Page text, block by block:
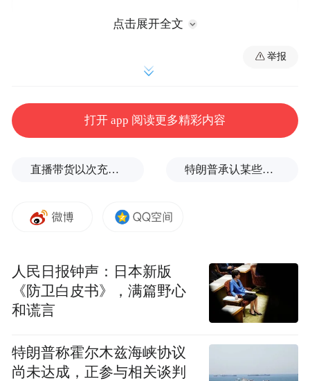
版）》紧密围绕生成式人工智能在中小学教
育中的应用场景，明确各学段使用规范，确
保技术安全、合理、有效地辅助教学、促进
时严守数据安全、伦理道德底线。
频)为凤凰网旗下自媒体平台“大风号”用户上传并发
布，本平台仅提供信息存储空间服务。
Notice: The content above (including the videos,
pictures and audios if any) is uploaded and posted
platform and merely provides information storage
space services.”
点击展开全文
举报
打开 app 阅读更多精彩内容
直播带货以次充好、拒不发货，算诈骗吗？ 特朗普承认某些弹药供应紧张
人民日报钟声：日本新版
《防卫白皮书》，满篇野心
和谎言
特朗普称霍尔木兹海峡协议
尚未达成，正参与相关谈判